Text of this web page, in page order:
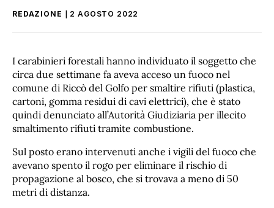
REDAZIONE 2 AGOSTO 2022
I carabinieri forestali hanno individuato il soggetto che
circa due settimane fa aveva acceso un fuoco nel
comune di Riccò del Golfo per smaltire rifiuti (plastica,
cartoni, gomma residui di cavi elettrici), che è stato
quindi denunciato all’Autorità Giudiziaria per illecito
smaltimento rifiuti tramite combustione.
Sul posto erano intervenuti anche i vigili del fuoco che
avevano spento il rogo per eliminare il rischio di
propagazione al bosco, che si trovava a meno di 50
metri di distanza.